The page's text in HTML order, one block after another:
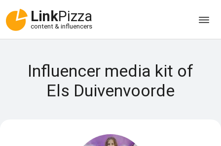
LinkPizza
content & influencers
Influencer media kit of
Els Duivenvoorde